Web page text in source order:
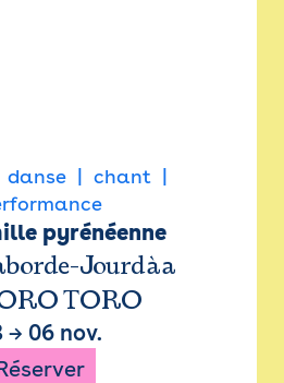
danse
chant
pyrénéenne
Jourdàa
TORO
→ 06 nov.